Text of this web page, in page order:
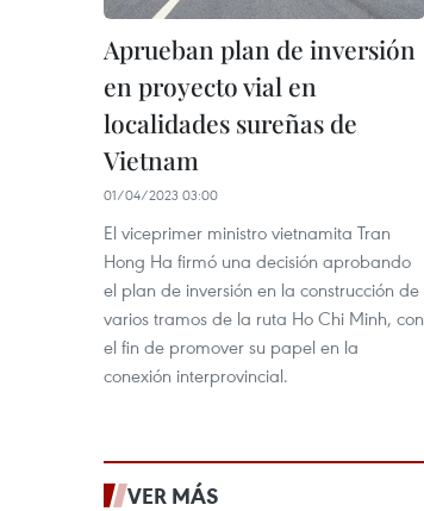
Aprueban plan de inversión
en proyecto vial en
localidades sureñas de
Vietnam
01/04/2023 03:00
El viceprimer ministro vietnamita Tran
Hong Ha firmó una decisión aprobando
el plan de inversión en la construcción de
varios tramos de la ruta Ho Chi Minh, con
el fin de promover su papel en la
conexión interprovincial.
VER MÁS